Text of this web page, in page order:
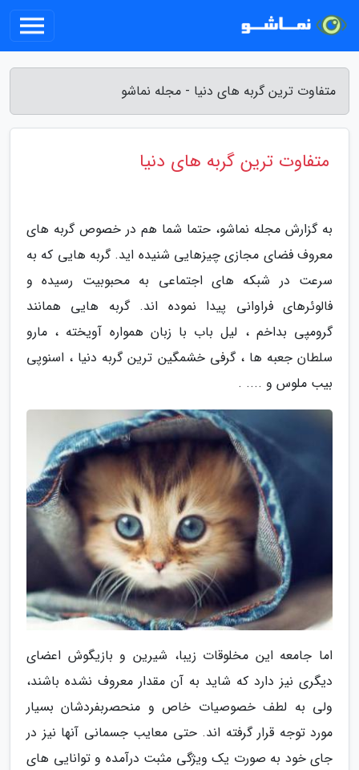
متفاوت ترین گربه های دنیا - مجله نماشو
متفاوت ترین گربه های دنیا
به گزارش مجله نماشو، حتما شما هم در خصوص گربه های
معروف فضای مجازی چیزهایی شنیده اید. گربه هایی که به
سرعت در شبکه های اجتماعی به محبوبیت رسیده و
فالوئرهای فراوانی پیدا نموده اند. گربه هایی همانند
گرومپی بداخم ، لیل باب با زبان همواره آویخته ، مارو
سلطان جعبه ها ، گرفی خشمگین ترین گربه دنیا ، اسنوپی
بیب ملوس و .... .
اما جامعه این مخلوقات زیبا، شیرین و بازیگوش اعضای
دیگری نیز دارد که شاید به آن مقدار معروف نشده باشند،
ولی به لطف خصوصیات خاص و منحصربفردشان بسیار
مورد توجه قرار گرفته اند. حتی معایب جسمانی آنها نیز در
جای خود به صورت یک ویژگی مثبت درآمده و توانایی های